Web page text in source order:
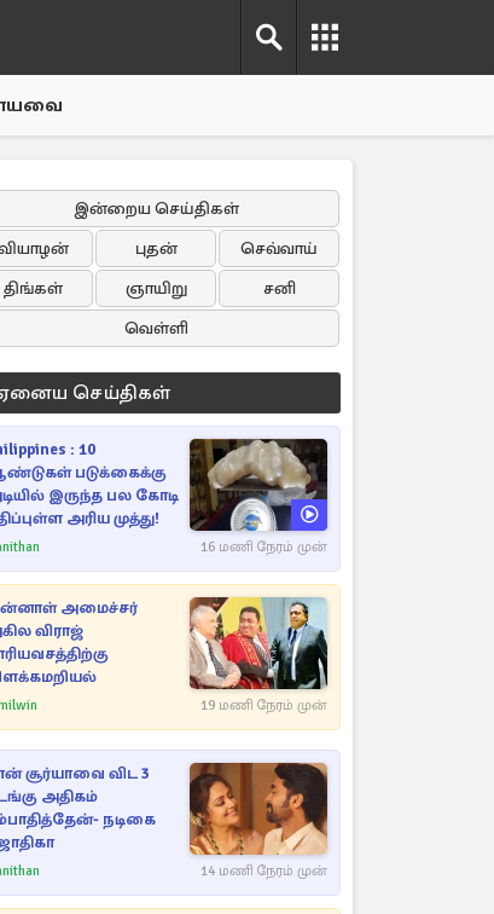
இன்றைய செய்திகள்
புதன்
செவ்வாய்
திங்கள்
ஞாயிறு
சனி
வெள்ளி
செய்திகள்
: 10
படுக்கைக்கு
இருந்த பல கோடி
அரிய முத்து!
16 மணி நேரம் முன்
அமைச்சர்
விராஜ்
19 மணி நேரம் முன்
சூர்யாவை விட 3
அதிகம்
நடிகை
14 மணி நேரம் முன்